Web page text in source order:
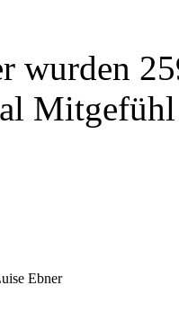
wurden
Ebner